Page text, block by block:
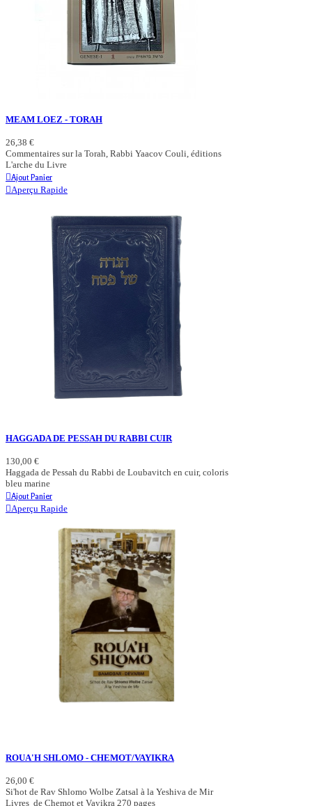
MEAM LOEZ - TORAH
26,38 €
Commentaires sur la Torah, Rabbi Yaacov Couli, éditions
L'arche du Livre
Ajout Panier
Aperçu Rapide
HAGGADA DE PESSAH DU RABBI CUIR
130,00 €
Haggada de Pessah du Rabbi de Loubavitch en cuir, coloris
bleu marine
Ajout Panier
Aperçu Rapide
ROUA'H SHLOMO - CHEMOT/VAYIKRA
26,00 €
Si'hot de Rav Shlomo Wolbe Zatsal à la Yeshiva de Mir
Livres de Chemot et Vayikra 270 pages